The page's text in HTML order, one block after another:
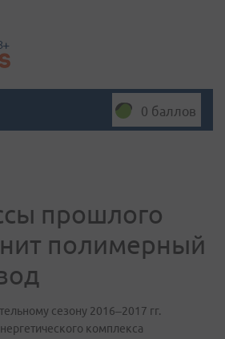
0 баллов
прошлого
полимерный
сезону 2016–2017 гг.
комплекса